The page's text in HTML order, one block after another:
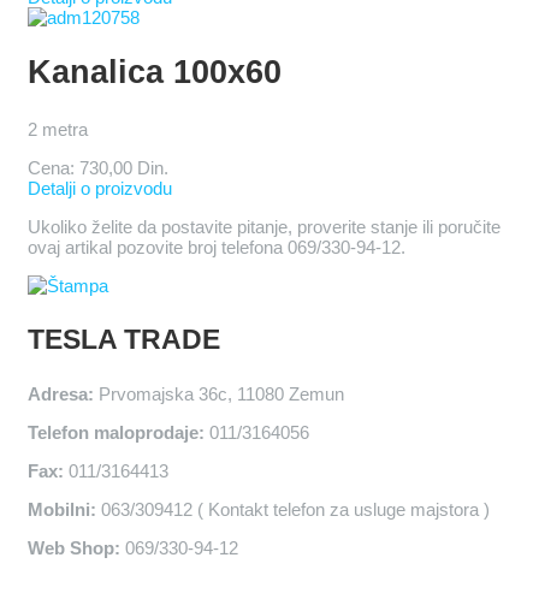
Kanalica 100x60
2 metra
Cena: 730,00 Din.
Detalji o proizvodu
Ukoliko želite da postavite pitanje, proverite stanje ili poručite
ovaj artikal pozovite broj telefona 069/330-94-12.
TESLA TRADE
Adresa: Prvomajska 36c, 11080 Zemun
Telefon maloprodaje: 011/3164056
Fax: 011/3164413
Mobilni: 063/309412 ( Kontakt telefon za usluge majstora )
Web Shop: 069/330-94-12